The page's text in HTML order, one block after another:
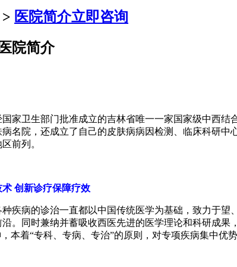
医院简介立即咨询
院简介
国家卫生部门批准成立的吉林省唯一一家国家级中西结
名院，还成立了自己的皮肤病病因检测、临床科研
前列。
术 创新诊疗保障疗效
疾病的诊治一直都以中国传统医学为基础，致力于
。同时兼纳并蓄吸收西医先进的医学理论和科研成
本着“专科、专病、专治”的原则，对专项疾病集中优